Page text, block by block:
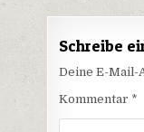
Schreibe
Deine E-
Kommentar *